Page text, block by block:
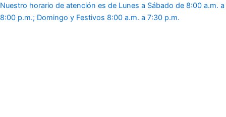
Nuestro horario de atención es de Lunes a Sábado de 8:00 a.m. a
8:00 p.m.; Domingo y Festivos 8:00 a.m. a 7:30 p.m.